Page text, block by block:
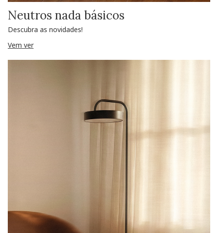
Neutros nada básicos
Descubra as novidades!
Vem ver